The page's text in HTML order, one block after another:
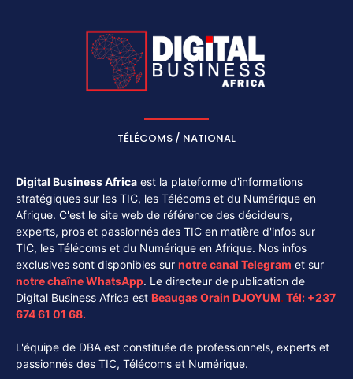
TÉLÉCOMS / NATIONAL
Digital Business Africa est la plateforme d'informations
stratégiques sur les TIC, les Télécoms et du Numérique en
Afrique. C'est le site web de référence des décideurs,
experts, pros et passionnés des TIC en matière d'infos sur
TIC, les Télécoms et du Numérique en Afrique. Nos infos
exclusives sont disponibles sur notre canal Telegram et sur
notre chaîneWhatsApp. Le directeur de publication de
Digital Business Africa est Beaugas Orain DJOYUM. Tél: +237
674 61 01 68.
L'équipe de DBA est constituée de professionnels, experts et
passionnés des TIC, Télécoms et Numérique.